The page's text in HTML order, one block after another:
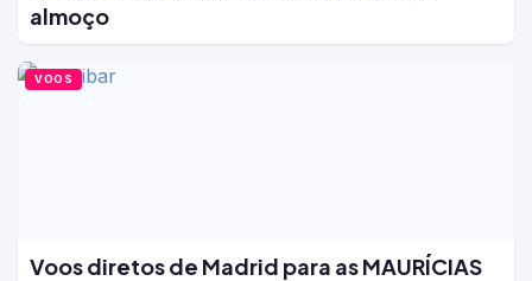
almoço
VOOS
Voos diretos de Madrid para as MAURÍCIAS